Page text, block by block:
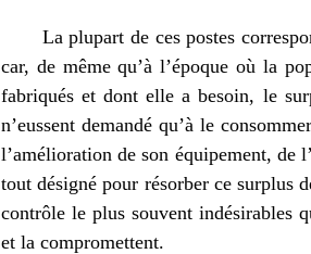
La plupart de ces postes
car, de même qu’à l’époque où la
fabriqués et dont elle a besoin, le
n’eussent demandé qu’à le
l’amélioration de son équipement, de
tout désigné pour résorber ce surplus
contrôle le plus souvent indésirables
et la compromettent.